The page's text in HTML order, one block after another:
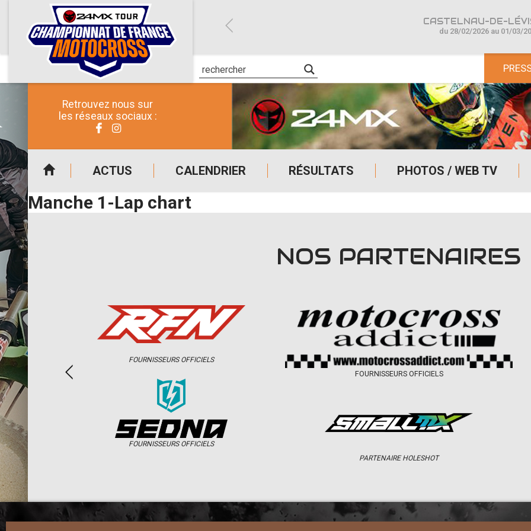
Retrouvez nous sur
les réseaux sociaux :
ACTUS CALENDRIER RÉSULTATS PHOTOS / WEB TV
CASTELNAU-DE-
du 28/02/2026 au 01/03/
Manche 1-Lap chart
NOS PARTENAIRES
FOURNISSEURS OFFICIELS
FOURNISSEURS OFFICIELS
FOURNISSEURS OFFICIELS
PARTENAIRE HOLESHOT